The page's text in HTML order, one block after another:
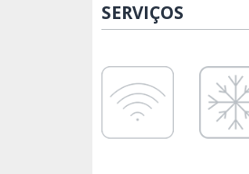
SERVIÇOS